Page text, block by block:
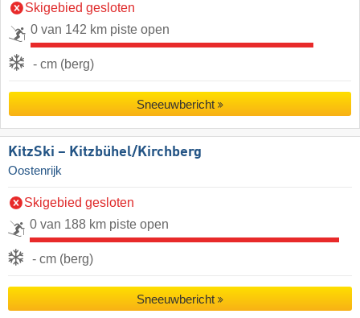
Skigebied gesloten
0 van 142 km piste open
- cm (berg)
Sneeuwbericht
KitzSki – Kitzbühel/​Kirchberg
Oostenrijk
Skigebied gesloten
0 van 188 km piste open
- cm (berg)
Sneeuwbericht